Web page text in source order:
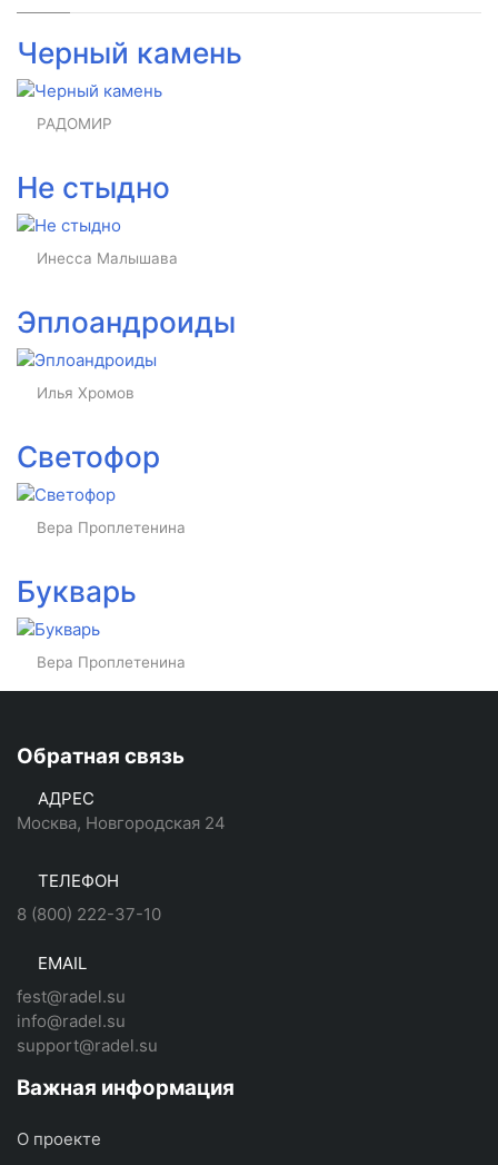
Черный камень
РАДОМИР
Не стыдно
Инесса Малышава
Эплоандроиды
Илья Хромов
Светофор
Вера Проплетенина
Букварь
Вера Проплетенина
Обратная связь
АДРЕС
Москва, Новгородская 24
ТЕЛЕФОН
8 (800) 222-37-10
EMAIL
fest@radel.su
info@radel.su
support@radel.su
Важная информация
О проекте